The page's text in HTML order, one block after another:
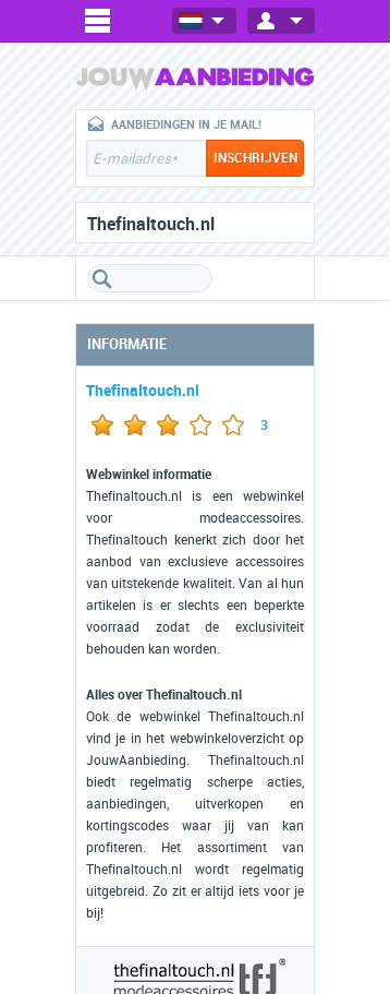
AANBIEDINGEN IN JE MAIL!
Thefinaltouch.nl
INFORMATIE
Thefinaltouch.nl
3
Webwinkel informatie
Thefinaltouch.nl is een webwinkel
voor modeaccessoires.
Thefinaltouch kenerkt zich door het
aanbod van exclusieve accessoires
van uitstekende kwaliteit. Van al hun
artikelen is er slechts een beperkte
voorraad zodat de exclusiviteit
behouden kan worden.
Alles over Thefinaltouch.nl
Ook de webwinkel Thefinaltouch.nl
vind je in het webwinkeloverzicht op
JouwAanbieding. Thefinaltouch.nl
biedt regelmatig scherpe acties,
aanbiedingen, uitverkopen en
kortingscodes waar jij van kan
profiteren. Het assortiment van
Thefinaltouch.nl wordt regelmatig
uitgebreid. Zo zit er altijd iets voor je
bij!